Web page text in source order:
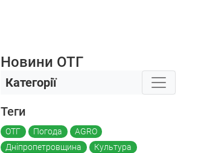
Новини ОТГ
Категорії
Теги
ОТГ Погода
AGRO
Дніпропетровщина
Культура